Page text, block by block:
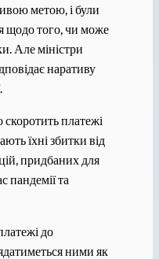
метою, і були
щодо того, чи може
Але міністри
наративу
платежі
їхні збитки від
придбаних для
пандемії та
до
ними як